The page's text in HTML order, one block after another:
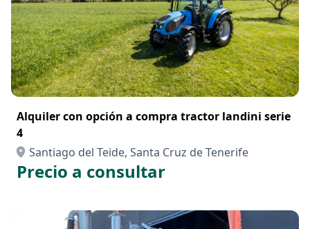
Alquiler con opción a compra tractor landini serie
4
Santiago del Teide, Santa Cruz de Tenerife
Precio a consultar